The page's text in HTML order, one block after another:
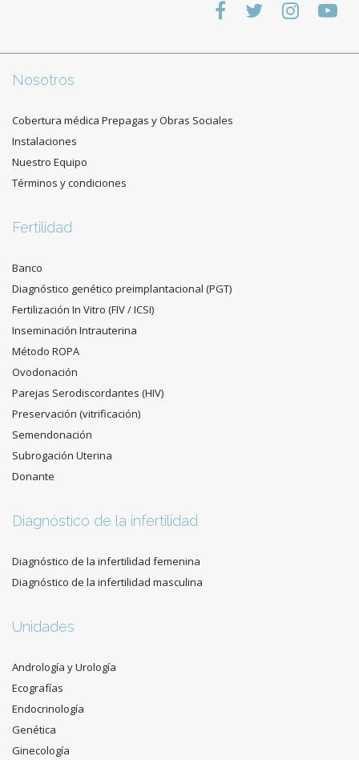
Nosotros
Cobertura médica Prepagas y Obras Sociales
Instalaciones
Nuestro Equipo
Términos y condiciones
Fertilidad
Banco
Diagnóstico genético preimplantacional (PGT)
Fertilización In Vitro (FIV / ICSI)
Inseminación Intrauterina
Método ROPA
Ovodonación
Parejas Serodiscordantes (HIV)
Preservación (vitrificación)
Semendonación
Subrogación Uterina
Donante
Diagnóstico de la infertilidad
Diagnóstico de la infertilidad femenina
Diagnóstico de la infertilidad masculina
Unidades
Andrología y Urología
Ecografías
Endocrinología
Genética
Ginecología